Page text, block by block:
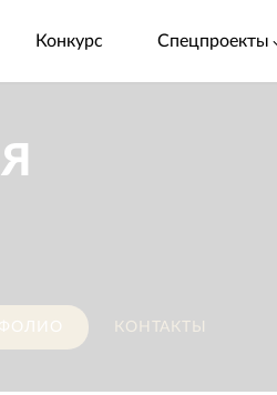
Конкурс Спецпроекты
КОНТАКТЫ